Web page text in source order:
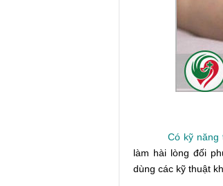
Có kỹ năng
làm hài lòng đối
dùng các kỹ thuật